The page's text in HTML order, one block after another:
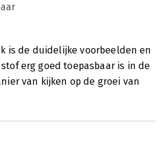
is de duidelijke voorbeelden en
erg goed toepasbaar is in de
van kijken op de groei van